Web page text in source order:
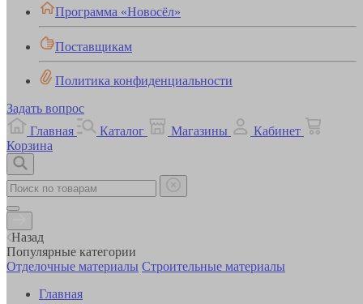
Программа «Новосёл»
Поставщикам
Политика конфиденциальности
Задать вопрос
Главная
Каталог Магазины
Кабинет
Корзина
Назад
Популярные категории
Отделочные материалы Строительные материалы
Главная